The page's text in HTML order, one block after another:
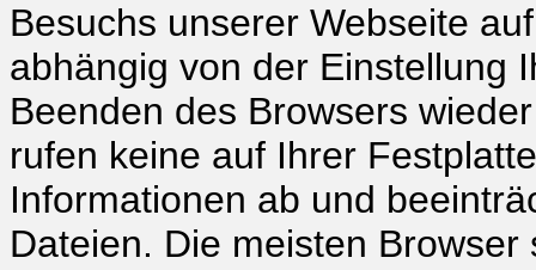
Besuchs unserer Webseite
abhängig von der Einstellung
Beenden des Browsers
rufen keine auf Ihrer
Informationen ab und
Dateien. Die meisten